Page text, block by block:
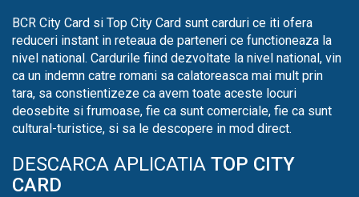
BCR City Card si Top City Card sunt carduri ce iti ofera
reduceri instant in reteaua de parteneri ce functioneaza la
nivel national. Cardurile fiind dezvoltate la nivel national, vin
ca un indemn catre romani sa calatoreasca mai mult prin
tara, sa constientizeze ca avem toate aceste locuri
deosebite si frumoase, fie ca sunt comerciale, fie ca sunt
cultural-turistice, si sa le descopere in mod direct.
DESCARCA APLICATIA TOP CITY
CARD